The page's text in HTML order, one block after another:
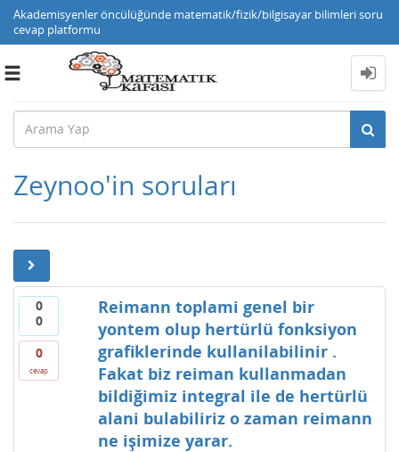
Akademisyenler öncülüğünde matematik/fizik/bilgisayar bilimleri soru
cevap platformu
Toggle
Zeynoo'in soruları
0
0
0
cevap
Reimann toplami genel bir
yontem olup hertürlü fonksiyon
grafiklerinde kullanilabilinir .
Fakat biz reiman kullanmadan
bildiğimiz integral ile de hertürlü
alani bulabiliriz o zaman reimann
ne işimize yarar.